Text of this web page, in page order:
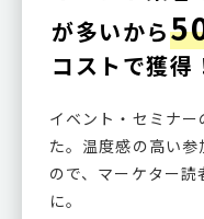
が多いから
コストで獲得
イベント・セミナ
た。温度感の高い
ので、マーケター
に。